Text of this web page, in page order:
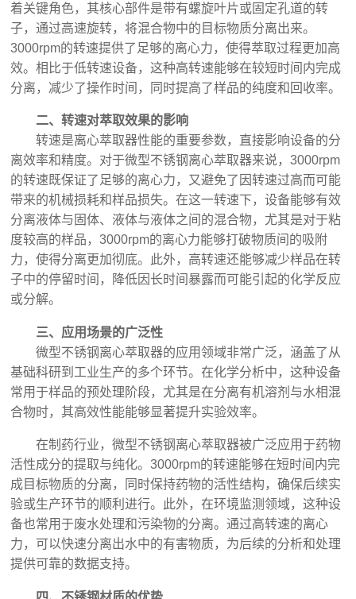
着关键角色，其核心部件是带有螺旋叶片或固定孔道的转
子，通过高速旋转，将混合物中的目标物质分离出来。
3000rpm的转速提供了足够的离心力，使得萃取过程更加高
效。相比于低转速设备，这种高转速能够在较短时间内完成
分离，减少了操作时间，同时提高了样品的纯度和回收率。
二、转速对萃取效果的影响
转速是离心萃取器性能的重要参数，直接影响设备的分
离效率和精度。对于微型不锈钢离心萃取器来说，3000rpm
的转速既保证了足够的离心力，又避免了因转速过高而可能
带来的机械损耗和样品损失。在这一转速下，设备能够有效
分离液体与固体、液体与液体之间的混合物，尤其是对于粘
度较高的样品，3000rpm的离心力能够打破物质间的吸附
力，使得分离更加彻底。此外，高转速还能够减少样品在转
子中的停留时间，降低因长时间暴露而可能引起的化学反应
或分解。
三、应用场景的广泛性
微型不锈钢离心萃取器的应用领域非常广泛，涵盖了从
基础科研到工业生产的多个环节。在化学分析中，这种设备
常用于样品的预处理阶段，尤其是在分离有机溶剂与水相混
合物时，其高效性能能够显著提升实验效率。
在制药行业，微型不锈钢离心萃取器被广泛应用于药物
活性成分的提取与纯化。3000rpm的转速能够在短时间内完
成目标物质的分离，同时保持药物的活性结构，确保后续实
验或生产环节的顺利进行。此外，在环境监测领域，这种设
备也常用于废水处理和污染物的分离。通过高转速的离心
力，可以快速分离出水中的有害物质，为后续的分析和处理
提供可靠的数据支持。